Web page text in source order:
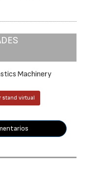
Machinery
stand virtual